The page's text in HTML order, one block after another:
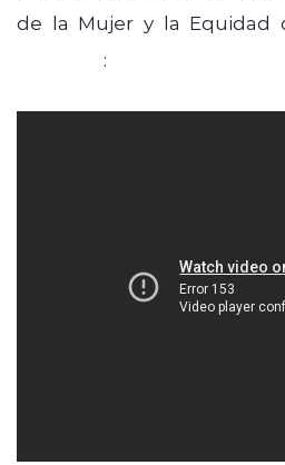
de la Mujer y la Equidad
: